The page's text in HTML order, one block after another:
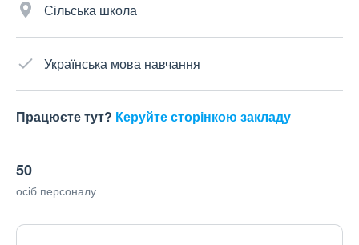
Сільська школа
Українська мова навчання
Працюєте тут? Керуйте сторінкою закладу
50
осіб персоналу